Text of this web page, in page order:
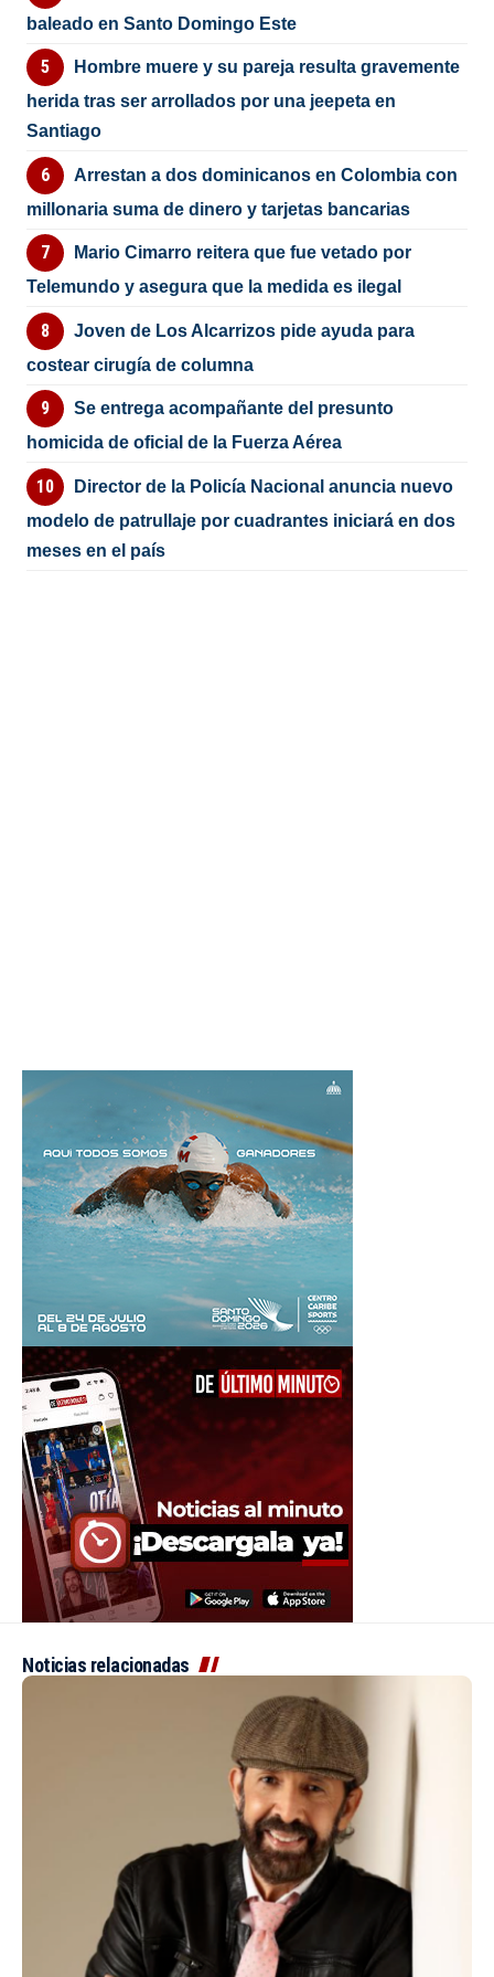
baleado en Santo Domingo Este
Hombre muere y su pareja resulta gravemente
herida tras ser arrollados por una jeepeta en
Santiago
Arrestan a dos dominicanos en Colombia con
millonaria suma de dinero y tarjetas bancarias
Mario Cimarro reitera que fue vetado por
Telemundo y asegura que la medida es ilegal
Joven de Los Alcarrizos pide ayuda para
costear cirugía de columna
Se entrega acompañante del presunto
homicida de oficial de la Fuerza Aérea
Director de la Policía Nacional anuncia nuevo
modelo de patrullaje por cuadrantes iniciará en dos
meses en el país
Noticias relacionadas